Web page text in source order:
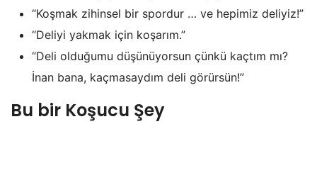
“Koşmak zihinsel bir spordur … ve hepimiz deliyiz!”
“Deliyi yakmak için koşarım.”
“Deli olduğumu düşünüyorsun çünkü kaçtım mı?
İnan bana, kaçmasaydım deli görürsün!”
Bu bir Koşucu Şey